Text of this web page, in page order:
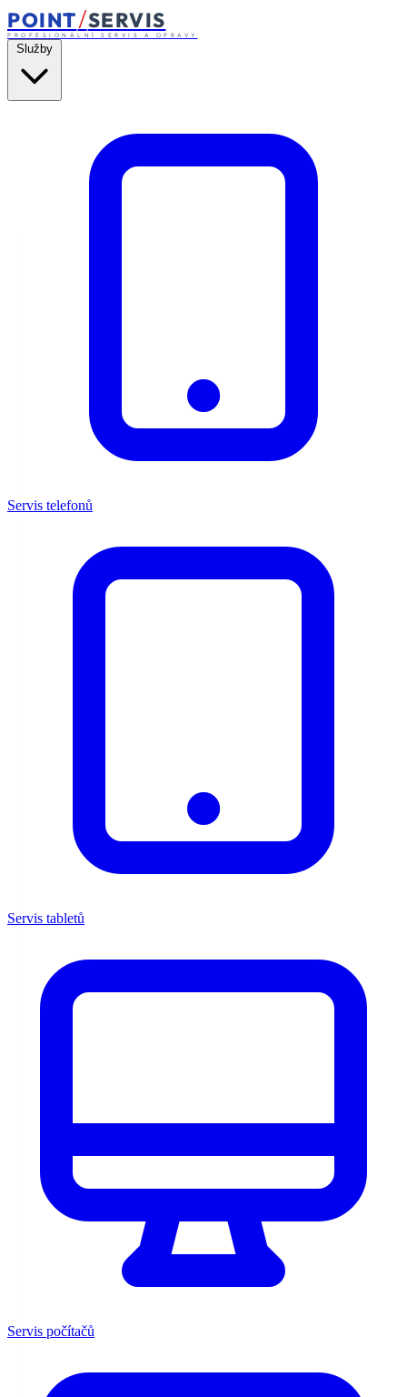
POINT/SERVIS
PROFESIONÁLNÍ SERVIS A OPRAVY
Služby
Servis telefonů
Servis tabletů
Servis počítačů